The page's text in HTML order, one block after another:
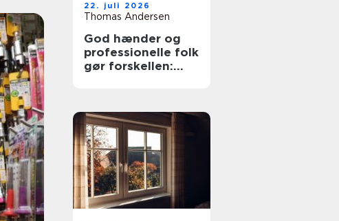
22. juli 2026
Thomas Andersen
God hænder og
professionelle folk
gør forskellen: